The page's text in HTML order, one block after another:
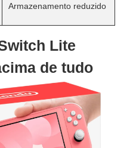
Armazenamento reduzido
Lite
de tudo